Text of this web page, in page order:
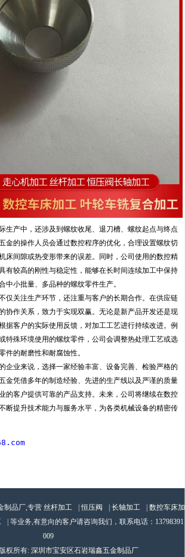
生产中，还涉及到螺纹收尾、退刀槽、螺纹起点与终点
金的操作人员会通过数控程序的优化，合理设置螺纹切
床间隙或热变形带来的误差。同时，公司使用的数控精
有较高的刚性与稳定性，能够在长时间连续加工中保持
中小批量、多品种的螺纹零件生产。
仅关注生产环节，还注重与客户的长期合作。在供应链
协作关系，致力于实现双赢。无论是新产品开发还是现
据客户的实际使用反馈，对加工工艺进行持续改进。例
特殊环境使用的螺纹零件，公司会调整热处理工艺或选
件的耐磨性和耐腐蚀性。
企业来说，选择一家经验丰富、设备完善、检验严格的
金凭借多年的制造经验、先进的生产线以及严谨的质量
的客户提供可靠的产品支持。未来，公司将继续在数控
断提升技术能力与服务水平，为各类机械设备的精密传
制品厂,专营 丝杆加工 |恒压阀 | 长轴加工 | 数控车床加
| 等业务,有意向的客户请咨询我们，联系电话： 13798391
009
权所有: 深圳市宝安区石岩瑞鑫五金制品厂